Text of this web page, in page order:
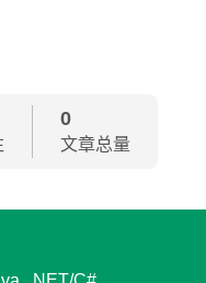
0
文章总量